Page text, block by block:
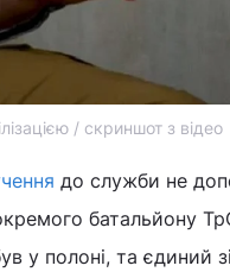
/ скриншот з відео
до служби не
батальйону
полоні, та єдиний